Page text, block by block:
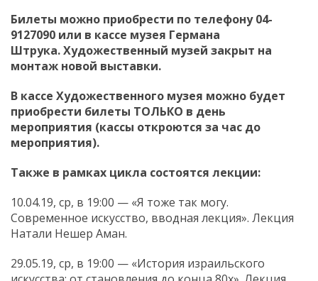
Билеты можно приобрести по телефону 04-
9127090 или в кассе музея Германа
Штрука.Художественный музей закрыт на
монтаж новой выставки.
В кассе Художественного музея можно будет
приобрести билеты ТОЛЬКО в день
мероприятия (кассы откроются за час до
мероприятия).
Также в рамках цикла состоятся лекции:
10.04.19, ср, в 19:00 — «Я тоже так могу.
Современное искусство, вводная лекция». Лекция
Натали Нешер Аман.
29.05.19, ср, в 19:00 — «История израильского